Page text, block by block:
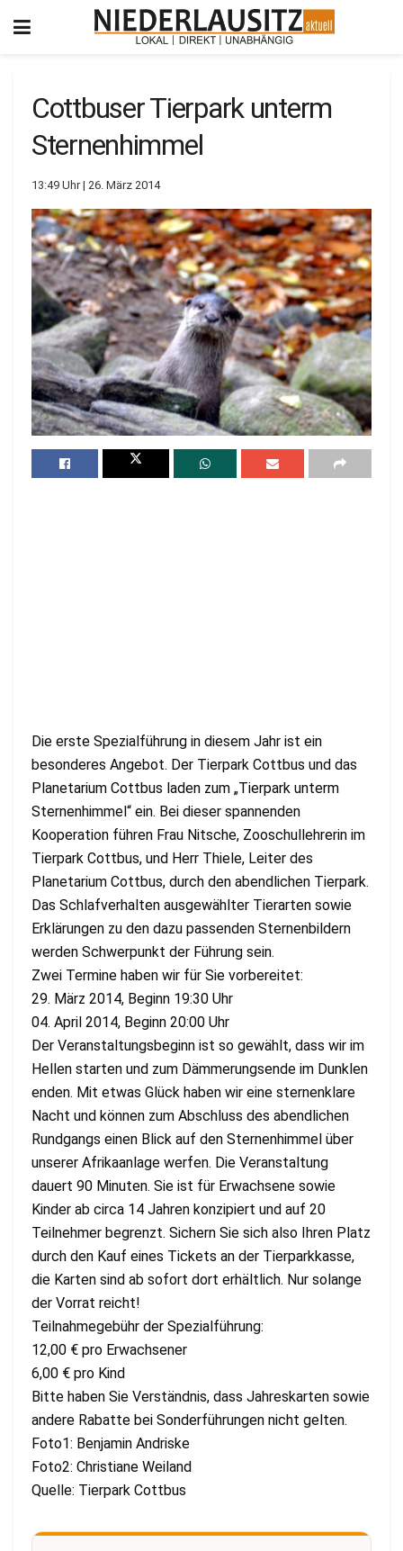
Cottbuser Tierpark unterm
Sternenhimmel
13:49 Uhr | 26. März 2014
Die erste Spezialführung in diesem Jahr ist ein
besonderes Angebot. Der Tierpark Cottbus und das
Planetarium Cottbus laden zum „Tierpark unterm
Sternenhimmel“ ein. Bei dieser spannenden
Kooperation führen Frau Nitsche, Zooschullehrerin im
Tierpark Cottbus, und Herr Thiele, Leiter des
Planetarium Cottbus, durch den abendlichen Tierpark.
Das Schlafverhalten ausgewählter Tierarten sowie
Erklärungen zu den dazu passenden Sternenbildern
werden Schwerpunkt der Führung sein.
Zwei Termine haben wir für Sie vorbereitet:
29. März 2014, Beginn 19:30 Uhr
04. April 2014, Beginn 20:00 Uhr
Der Veranstaltungsbeginn ist so gewählt, dass wir im
Hellen starten und zum Dämmerungsende im Dunklen
enden. Mit etwas Glück haben wir eine sternenklare
Nacht und können zum Abschluss des abendlichen
Rundgangs einen Blick auf den Sternenhimmel über
unserer Afrikaanlage werfen. Die Veranstaltung
dauert 90 Minuten. Sie ist für Erwachsene sowie
Kinder ab circa 14 Jahren konzipiert und auf 20
Teilnehmer begrenzt. Sichern Sie sich also Ihren Platz
durch den Kauf eines Tickets an der Tierparkkasse,
die Karten sind ab sofort dort erhältlich. Nur solange
der Vorrat reicht!
Teilnahmegebühr der Spezialführung:
12,00 € pro Erwachsener
6,00 € pro Kind
Bitte haben Sie Verständnis, dass Jahreskarten sowie
andere Rabatte bei Sonderführungen nicht gelten.
Foto1: Benjamin Andriske
Foto2: Christiane Weiland
Quelle: Tierpark Cottbus